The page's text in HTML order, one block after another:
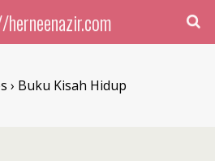
› Buku Kisah Hidup